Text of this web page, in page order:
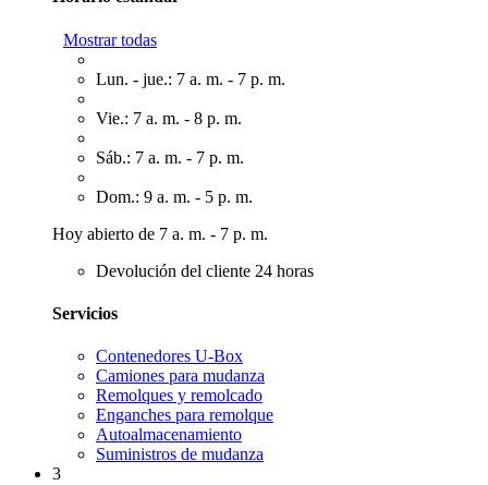
Mostrar todas
Lun. - jue.: 7 a. m. - 7 p. m.
Vie.: 7 a. m. - 8 p. m.
Sáb.: 7 a. m. - 7 p. m.
Dom.: 9 a. m. - 5 p. m.
Hoy abierto de 7 a. m. - 7 p. m.
Devolución del cliente 24 horas
Servicios
Contenedores U-Box
Camiones para mudanza
Remolques y remolcado
Enganches para remolque
Autoalmacenamiento
Suministros de mudanza
3